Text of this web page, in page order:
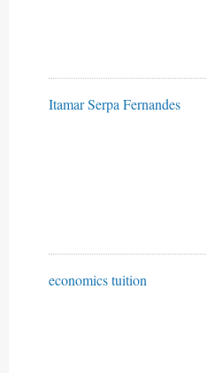
Itamar Serpa Fernandes
economics tuition